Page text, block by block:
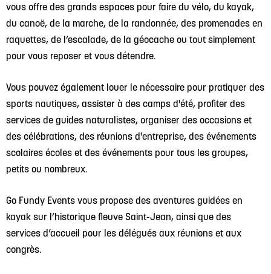
vous offre des grands espaces pour faire du vélo, du kayak,
du canoë, de la marche, de la randonnée, des promenades en
raquettes, de l’escalade, de la géocache ou tout simplement
pour vous reposer et vous détendre.
Vous pouvez également louer le nécessaire pour pratiquer des
sports nautiques, assister à des camps d'été, profiter des
services de guides naturalistes, organiser des occasions et
des célébrations, des réunions d'entreprise, des événements
scolaires écoles et des événements pour tous les groupes,
petits ou nombreux.
Go Fundy Events vous propose des aventures guidées en
kayak sur l’historique fleuve Saint-Jean, ainsi que des
services d’accueil pour les délégués aux réunions et aux
congrès.